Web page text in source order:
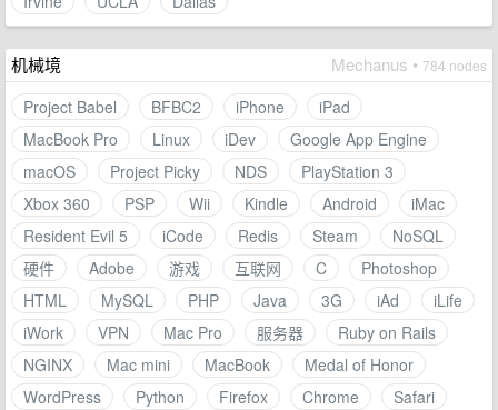
机械境 Mechanus • 784 nodes
Project Babel BFBC2 iPhone
iPad
MacBook Pro
Linux iDev
Google App Engine
macOS
Project Picky NDS
PlayStation 3
Xbox 360
PSP Wii Kindle Android
iMac
Resident Evil 5
iCode Redis Steam
NoSQL
硬件
Adobe 游戏 互联网 C
Photoshop
HTML
MySQL PHP Java 3G iAd
iLife
iWork
VPN Mac Pro 服务器
Ruby on Rails
NGINX
Mac mini MacBook
Medal of Honor
WordPress
Python Firefox Chrome
Safari